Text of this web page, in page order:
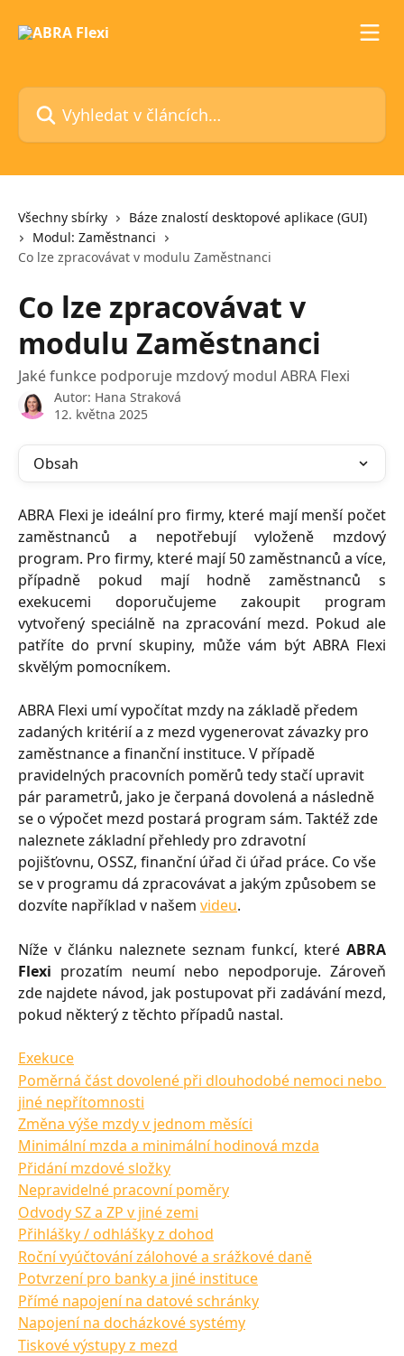
Vyhledat v článcích…
Všechny sbírky
Báze znalostí desktopové aplikace (GUI)
Modul: Zaměstnanci
Co lze zpracovávat v modulu Zaměstnanci
Co lze zpracovávat v
modulu Zaměstnanci
Jaké funkce podporuje mzdový modul ABRA Flexi
Autor: Hana Straková
12. května 2025
Obsah
ABRA Flexi je ideální pro firmy, které mají menší počet
zaměstnanců a nepotřebují vyloženě mzdový
program. Pro firmy, které mají 50 zaměstnanců a více,
případně pokud mají hodně zaměstnanců s
exekucemi doporučujeme zakoupit program
vytvořený speciálně na zpracování mezd. Pokud ale
patříte do první skupiny, může vám být ABRA Flexi
skvělým pomocníkem.
ABRA Flexi umí vypočítat mzdy na základě předem
zadaných kritérií a z mezd vygenerovat závazky pro
zaměstnance a finanční instituce. V případě
pravidelných pracovních poměrů tedy stačí upravit
pár parametrů, jako je čerpaná dovolená a následně
se o výpočet mezd postará program sám. Taktéž zde
naleznete základní přehledy pro zdravotní
pojišťovnu, OSSZ, finanční úřad či úřad práce. Co vše
se v programu dá zpracovávat a jakým způsobem se
dozvíte například v našem videu.
Níže v článku naleznete seznam funkcí, které ABRA
Flexi prozatím neumí nebo nepodporuje. Zároveň
zde najdete návod, jak postupovat při zadávání mezd,
pokud některý z těchto případů nastal.
Exekuce
Poměrná část dovolené při dlouhodobé nemoci nebo
jiné nepřítomnosti
Změna výše mzdy v jednom měsíci
Minimální mzda a minimální hodinová mzda
Přidání mzdové složky
Nepravidelné pracovní poměry
Odvody SZ a ZP v jiné zemi
Přihlášky / odhlášky z dohod
Roční vyúčtování zálohové a srážkové daně
Potvrzení pro banky a jiné instituce
Přímé napojení na datové schránky
Napojení na docházkové systémy
Tiskové výstupy z mezd